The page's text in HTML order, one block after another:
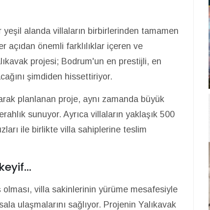
yeşil alanda villaların birbirlerinden tamamen
açıdan önemli farklılıklar içeren ve
projesi; Bodrum'un en prestijli, en
şimdiden hissettiriyor.
planlanan proje, aynı zamanda büyük
sunuyor. Ayrıca villaların yaklaşık 500
ile birlikte villa sahiplerine teslim
olması, villa sakinlerinin yürüme mesafesiyle
ulaşmalarını sağlıyor. Projenin Yalıkavak